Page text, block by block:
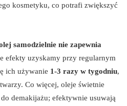
kosmetyku, co potrafi zwiększyć
samodzielnie nie zapewnia
efekty uzyskamy przy regularnym
ich używanie 1-3 razy w tygodniu,
Co więcej, oleje świetnie
demakijażu; efektywnie usuwają